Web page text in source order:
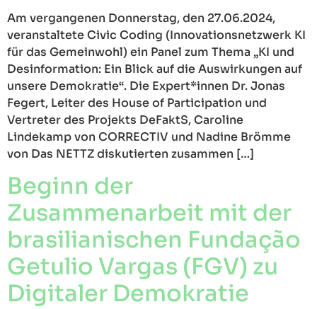
Am vergangenen Donnerstag, den 27.06.2024,
veranstaltete Civic Coding (Innovationsnetzwerk KI
für das Gemeinwohl) ein Panel zum Thema „KI und
Desinformation: Ein Blick auf die Auswirkungen auf
unsere Demokratie“. Die Expert*innen Dr. Jonas
Fegert, Leiter des House of Participation und
Vertreter des Projekts DeFaktS, Caroline
Lindekamp von CORRECTIV und Nadine Brömme
von Das NETTZ diskutierten zusammen […]
Beginn der
Zusammenarbeit mit der
brasilianischen Fundação
Getulio Vargas (FGV) zu
Digitaler Demokratie